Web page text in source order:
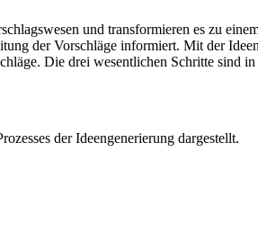
und transformieren es zu
der Vorschläge informiert. Mit der
Die drei wesentlichen Schritte sind
der Ideengenerierung dargestellt.